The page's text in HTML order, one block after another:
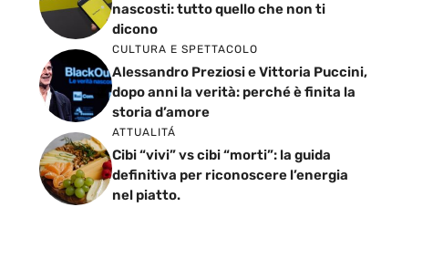
nascosti: tutto quello che non ti
dicono
CULTURA E SPETTACOLO
Alessandro Preziosi e Vittoria Puccini,
dopo anni la verità: perché è finita la
storia d’amore
ATTUALITÁ
Cibi “vivi” vs cibi “morti”: la guida
definitiva per riconoscere l’energia
nel piatto.